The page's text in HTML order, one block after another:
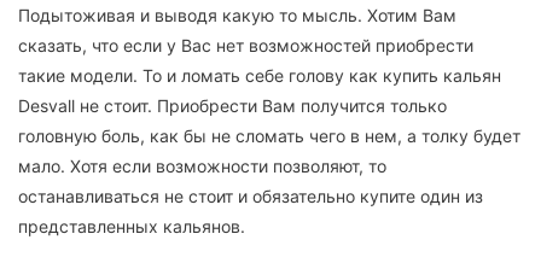
Подытоживая и выводя какую то мысль. Хотим Вам
сказать, что если у Вас нет возможностей приобрести
такие модели. То и ломать себе голову как купить кальян
Desvall не стоит. Приобрести Вам получится только
головную боль, как бы не сломать чего в нем, а толку будет
мало. Хотя если возможности позволяют, то
останавливаться не стоит и обязательно купите один из
представленных кальянов.